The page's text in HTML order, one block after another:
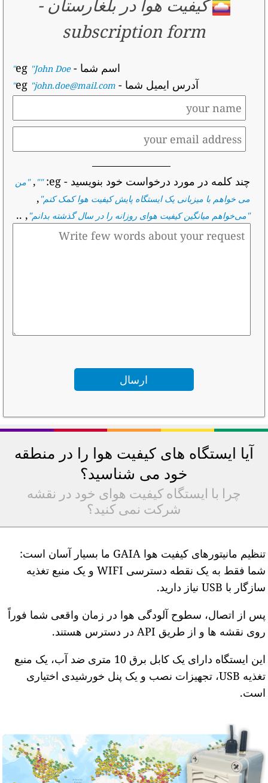
کیفیت هوا در بلغارستان-
subscription form
اسم شما- eg
"John Doe"
آدرس ایمیل شما- eg
"john.doe@mail.com"
چند کلمه در مورد درخواست خود بنویسید- eg:
""
,
"من
می خواهم با میزبانی یک ایستگاه پایش کیفیت هوا کمک کنم"
,
"می‌خواهم میانگین کیفیت هوای روزانه را در سال گذشته بدانم"
, ..
آیا ایستگاه های کیفیت هوا را در منطقه
خود می شناسید؟
چرا با ایستگاه کیفیت هوای خود در نقشه
شرکت نمی کنید؟
تنظیم مانیتورهای کیفیت هوا GAIA ما بسیار آسان است:
شما فقط به یک نقطه دسترسی WIFI و یک منبع تغذیه
سازگار با USB نیاز دارید.
پس از اتصال، سطوح آلودگی هوا در زمان واقعی شما فوراً
روی نقشه ها و از طریق API در دسترس هستند.
این ایستگاه دارای یک کابل برق 10 متری ضد آب، یک منبع
تغذیه USB، تجهیزات نصب و یک پنل خورشیدی اختیاری
است.